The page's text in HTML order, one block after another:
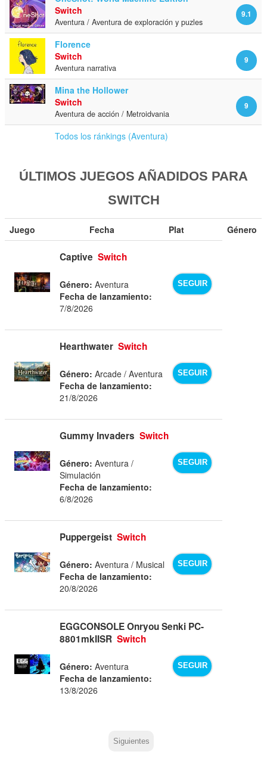
9.1
Switch
Aventura / Aventura de exploración y puzles
Florence
9
Switch
Aventura narrativa
Mina the Hollower
9
Switch
Aventura de acción / Metroidvania
Todos los ránkings (Aventura)
ÚLTIMOS JUEGOS AÑADIDOS PARA
SWITCH
Juego Fecha Plat Género
Captive Switch
SEGUIR
Género: Aventura
Fecha de lanzamiento:
7/8/2026
Hearthwater Switch
SEGUIR
Género: Arcade / Aventura
Fecha de lanzamiento:
21/8/2026
Gummy Invaders Switch
SEGUIR
Género: Aventura /
Simulación
Fecha de lanzamiento:
6/8/2026
Puppergeist Switch
SEGUIR
Género: Aventura / Musical
Fecha de lanzamiento:
20/8/2026
EGGCONSOLE Onryou Senki PC-
8801mkIISR Switch
SEGUIR
Género: Aventura
Fecha de lanzamiento:
13/8/2026
Siguientes